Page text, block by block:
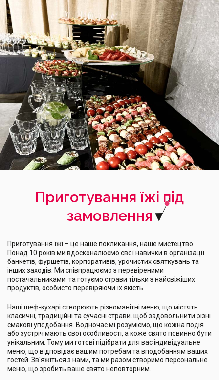
Приготування їжі під
замовлення
Приготування їжі – це наше покликання, наше мистецтво.
Понад 10 років ми вдосконалюємо свої навички в організації
банкетів, фуршетів, корпоративів, урочистих святкувань та
інших заходів. Ми співпрацюємо з перевіреними
постачальниками, та готуємо страви тільки з найсвіжіших
продуктів, особисто перевіряючи їх якість.
Наші шеф-кухарі створюють різноманітні меню, що містять
класичні, традиційні та сучасні страви, щоб задовольнити різні
смакові уподобання. Водночас мі розуміємо, що кожна подія
або зустріч мають свої особливості, а коже свято повинно бути
унікальним. Тому ми готові підібрати для вас індивідуальне
меню, що відповідає вашим потребам та вподобанням ваших
гостей. Зв'яжіться з нами, та ми разом створимо персональне
меню, що зробить ваше свято неповторним.